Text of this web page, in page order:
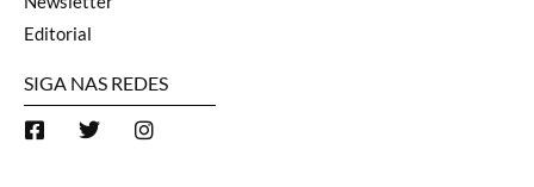
Editorial
SIGA NAS REDES